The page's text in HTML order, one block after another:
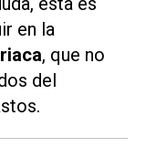
en la
, que no
del